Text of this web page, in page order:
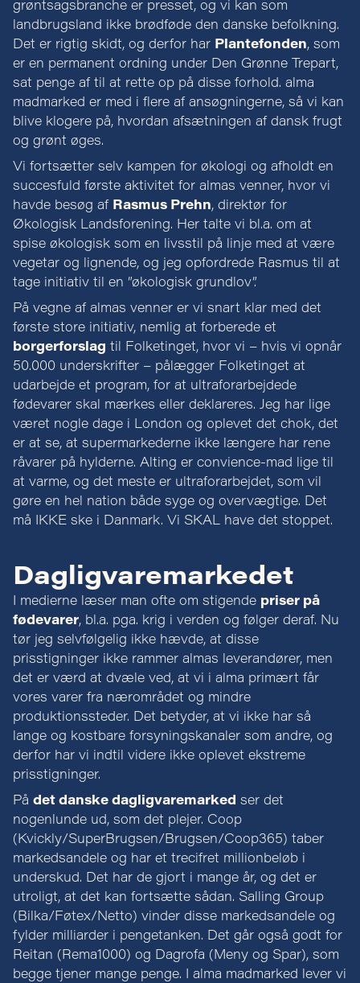
grøntsagsbranche er presset, og vi kan som
landbrugsland ikke brødføde den danske befolkning.
Det er rigtig skidt, og derfor har Plantefonden, som
er en permanent ordning under Den Grønne Trepart,
sat penge af til at rette op på disse forhold. alma
madmarked er med i flere af ansøgningerne, så vi kan
blive klogere på, hvordan afsætningen af dansk frugt
og grønt øges.
Vi fortsætter selv kampen for økologi og afholdt en
succesfuld første aktivitet for almas venner, hvor vi
havde besøg af Rasmus Prehn, direktør for
Økologisk Landsforening. Her talte vi bl.a. om at
spise økologisk som en livsstil på linje med at være
vegetar og lignende, og jeg opfordrede Rasmus til at
tage initiativ til en ”økologisk grundlov”.
På vegne af almas venner er vi snart klar med det
første store initiativ, nemlig at forberede et
borgerforslag til Folketinget, hvor vi – hvis vi opnår
50.000 underskrifter – pålægger Folketinget at
udarbejde et program, for at ultraforarbejdede
fødevarer skal mærkes eller deklareres. Jeg har lige
været nogle dage i London og oplevet det chok, det
er at se, at supermarkederne ikke længere har rene
råvarer på hylderne. Alting er convience-mad lige til
at varme, og det meste er ultraforarbejdet, som vil
gøre en hel nation både syge og overvægtige. Det
må IKKE ske i Danmark. Vi SKAL have det stoppet.
Dagligvaremarkedet
I medierne læser man ofte om stigende priser på
fødevarer, bl.a. pga. krig i verden og følger deraf. Nu
tør jeg selvfølgelig ikke hævde, at disse
prisstigninger ikke rammer almas leverandører, men
det er værd at dvæle ved, at vi i alma primært får
vores varer fra nærområdet og mindre
produktionssteder. Det betyder, at vi ikke har så
lange og kostbare forsyningskanaler som andre, og
derfor har vi indtil videre ikke oplevet ekstreme
prisstigninger.
På det danske dagligvaremarked ser det
nogenlunde ud, som det plejer. Coop
(Kvickly/SuperBrugsen/Brugsen/Coop365) taber
markedsandele og har et trecifret millionbeløb i
underskud. Det har de gjort i mange år, og det er
utroligt, at det kan fortsætte sådan. Salling Group
(Bilka/Føtex/Netto) vinder disse markedsandele og
fylder milliarder i pengetanken. Det går også godt for
Reitan (Rema1000) og Dagrofa (Meny og Spar), som
begge tjener mange penge. I alma madmarked lever vi